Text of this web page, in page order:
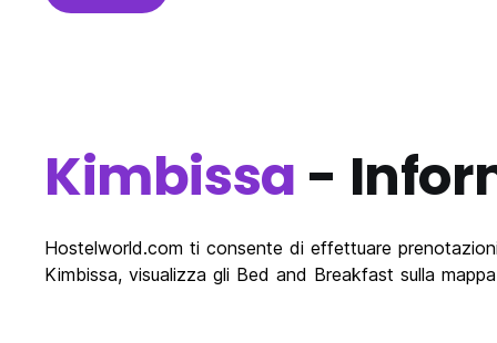
Kimbissa -
Hostelworld.com ti consente di effettuare
Kimbissa, visualizza gli Bed and Breakfast sulla